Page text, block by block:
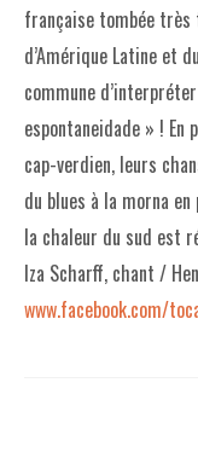
française tombée
d’Amérique Latine et
commune
espontaneidade » !
cap-verdien, leurs
du blues à la morna
la chaleur du sud est
Iza Scharff, chant /
www.facebook.com/